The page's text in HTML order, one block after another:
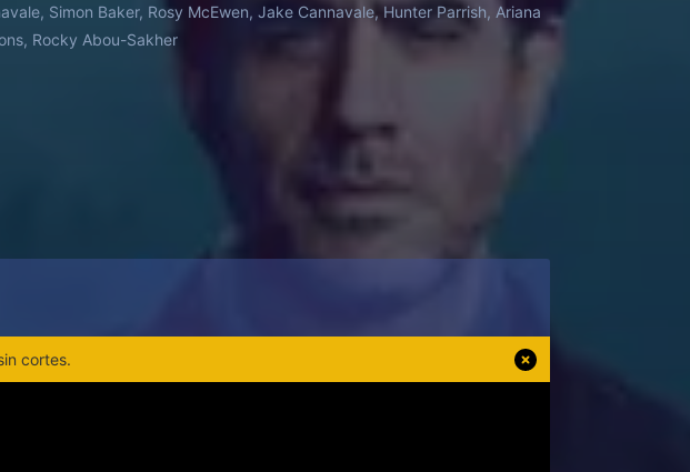
Simon Baker, Rosy McEwen, Jake Cannavale, Hunter Parrish, Ariana
Rocky Abou-Sakher
cortes.